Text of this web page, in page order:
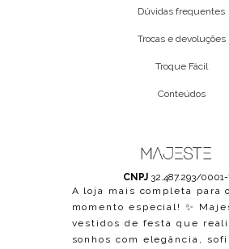
Dúvidas frequentes
Trocas e devoluções
Troque Fácil
Conteúdos
CNPJ 32.487.293/
A loja mais completa para
momento especial! ✨
vestidos de festa que
sonhos com elegância,